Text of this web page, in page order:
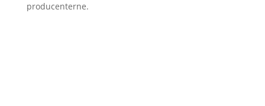
producenterne.